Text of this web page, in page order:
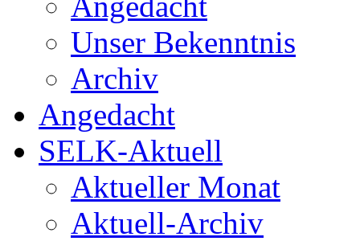
Unser Bekenntnis
Archiv
Angedacht
SELK-Aktuell
Aktueller Monat
Aktuell-Archiv